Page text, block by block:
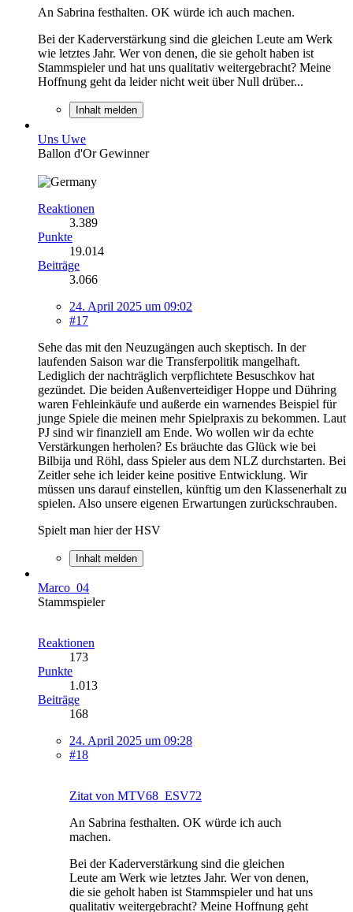
An Sabrina festhalten. OK würde ich auch machen.
Bei der Kaderverstärkung sind die gleichen Leute am Werk
wie letztes Jahr. Wer von denen, die sie geholt haben ist
Stammspieler und hat uns qualitativ weitergebracht? Meine
Hoffnung geht da leider nicht weit über Null drüber...
Inhalt melden
Uns Uwe
Ballon d'Or Gewinner
Reaktionen
3.389
Punkte
19.014
Beiträge
3.066
24. April 2025 um 09:02
#17
Sehe das mit den Neuzugängen auch skeptisch. In der
laufenden Saison war die Transferpolitik mangelhaft.
Lediglich der nachträglich verpflichtete Besuschkov hat
gezündet. Die beiden Außenverteidiger Hoppe und Dühring
waren Fehleinkäufe und außerde ein warnendes Beispiel für
junge Spiele die meinen mehr Spielpraxis zu bekommen. Laut
PJ sind wir finanziell am Ende. Wo wollen wir da echte
Verstärkungen herholen? Es bräuchte das Glück wie bei
Bilbija und Röhl, dass Spieler aus dem NLZ durchstarten. Bei
Zeitler sehe ich leider keine positive Entwicklung. Wir
müssen uns darauf einstellen, künftig um den Klassenerhalt zu
spielen. Also unsere eigenen Erwartungen zurückschrauben.
Spielt man hier der HSV
Inhalt melden
Marco_04
Stammspieler
Reaktionen
173
Punkte
1.013
Beiträge
168
24. April 2025 um 09:28
#18
Zitat von MTV68_ESV72
An Sabrina festhalten. OK würde ich auch
machen.
Bei der Kaderverstärkung sind die gleichen
Leute am Werk wie letztes Jahr. Wer von denen,
die sie geholt haben ist Stammspieler und hat uns
qualitativ weitergebracht? Meine Hoffnung geht